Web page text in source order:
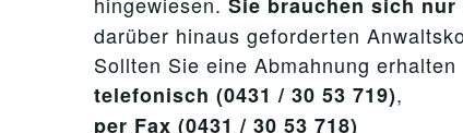
darüber hinaus geforderten
Sollten Sie eine Abmahnung
telefonisch (0431 / 30 53 719),
per Fax (0431 / 30 53 718)